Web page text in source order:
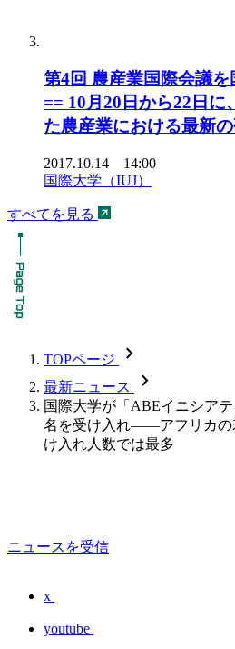
第4回 農産業国際会議
== 10月20日から22日
た農産業における最新
2017.10.14 14:00
国際大学（IUJ）
すべてを見る
TOPページ chevron_forward
最新ニュース chevron_forward
国際大学が「ABEイニシア
名を受け入れ――アフリカの
け入れ人数では最多
ニュースを受信
x
youtube